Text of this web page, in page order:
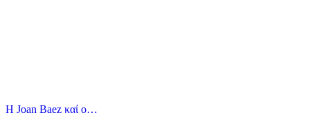
Η Joan Baez καί ο…